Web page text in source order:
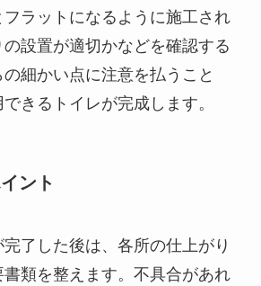
ラットになるように施工され
設置が適切かなどを確認する
細かい点に注意を払うこと
きるトイレが完成します。
ント
了した後は、各所の仕上がり
類を整えます。不具合があれ